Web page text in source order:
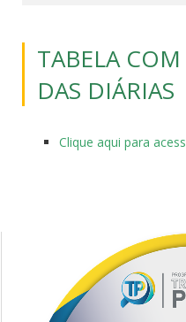
TABELA
DAS DIÁRIAS
Clique aqui para